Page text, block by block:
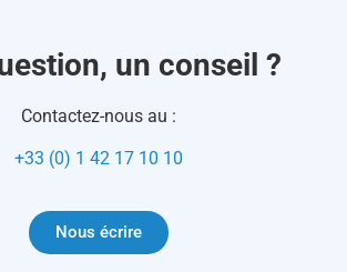
un conseil ?
Contactez-nous au :
+33 (0) 1 42 17 10 10
Nous écrire